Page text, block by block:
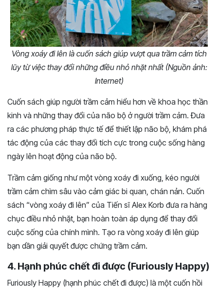
Vòng xoáy đi lên là cuốn sách giúp vượt qua trầm cảm tích
lũy từ việc thay đổi những điều nhỏ nhặt nhất (Nguồn ảnh:
Internet)
Cuốn sách giúp người trầm cảm hiểu hơn về khoa học thần
kinh và những thay đổi của não bộ ở người trầm cảm. Đưa
ra các phương pháp thực tế để thiết lập não bộ, khám phá
tác động của các thay đổi tích cực trong cuộc sống hàng
ngày lên hoạt động của não bộ.
Trầm cảm giống như một vòng xoáy đi xuống, kéo người
trầm cảm chìm sâu vào cảm giác bi quan, chán nản. Cuốn
sách “vòng xoáy đi lên” của Tiến sĩ Alex Korb đưa ra hàng
chục điều nhỏ nhặt, bạn hoàn toàn áp dụng để thay đổi
cuộc sống của chính mình. Tạo ra vòng xoáy đi lên giúp
bạn dần giải quyết được chứng trầm cảm.
4. Hạnh phúc chết đi được (Furiously Happy)
Furiously Happy (hạnh phúc chết đi được) là một cuốn hồi